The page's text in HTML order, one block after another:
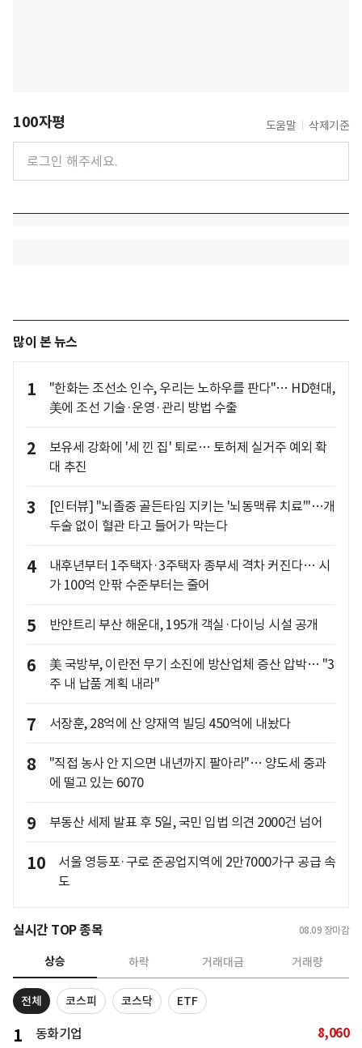
100자평 도움말 삭제기준
많이 본 뉴스
1
"한화는 조선소 인수, 우리는 노하우를 판다"… HD현대,
美에 조선 기술·운영·관리 방법 수출
2
보유세 강화에 '세 낀 집' 퇴로… 토허제 실거주 예외 확
대 추진
3
[인터뷰] "뇌졸중 골든타임 지키는 '뇌동맥류 치료'"…개
두술 없이 혈관 타고 들어가 막는다
4
내후년부터 1주택자·3주택자 종부세 격차 커진다… 시
가 100억 안팎 수준부터는 줄어
5 반얀트리 부산 해운대, 195개 객실·다이닝 시설 공개
6
美 국방부, 이란전 무기 소진에 방산업체 증산 압박… "3
주 내 납품 계획 내라"
7 서장훈, 28억에 산 양재역 빌딩 450억에 내놨다
8
"직접 농사 안 지으면 내년까지 팔아라"… 양도세 중과
에 떨고 있는 6070
9 부동산 세제 발표 후 5일, 국민 입법 의견 2000건 넘어
10
서울 영등포·구로 준공업지역에 2만7000가구 공급 속
도
실시간 TOP 종목 08.09 장마감
상승 하락 거래대금 거래량
전체 코스피 코스닥 ETF
1 동화기업 8,060